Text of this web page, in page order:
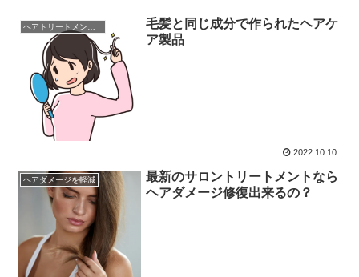
毛髪と同じ成分で作られたヘアケ
ア製品
2022.10.10
ヘアダメージを軽減
最新のサロントリートメントなら
ヘアダメージ修復出来るの？